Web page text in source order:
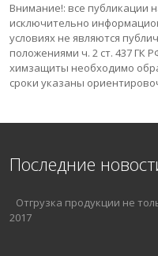
Внимание!: все публикации
исключительно
условиях не являются
положениями ч. 2 ст. 437 ГК
химзащиты необходимо
сроки указаны
Последние
Отгрузка продукции не
2017